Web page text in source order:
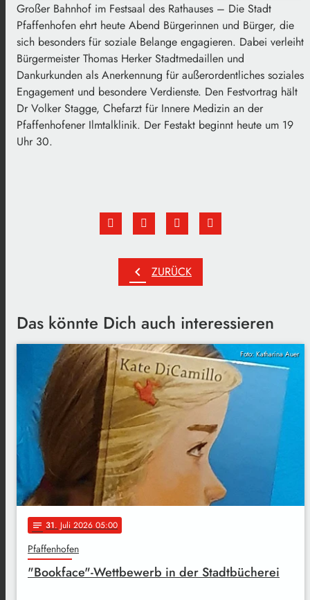
Großer Bahnhof im Festsaal des Rathauses – Die Stadt
Pfaffenhofen ehrt heute Abend Bürgerinnen und Bürger, die
sich besonders für soziale Belange engagieren. Dabei verleiht
Bürgermeister Thomas Herker Stadtmedaillen und
Dankurkunden als Anerkennung für außerordentliches soziales
Engagement und besondere Verdienste. Den Festvortrag hält
Dr Volker Stagge, Chefarzt für Innere Medizin an der
Pfaffenhofener Ilmtalklinik. Der Festakt beginnt heute um 19
Uhr 30.
chevron_left ZURÜCK
Das könnte Dich auch interessieren
Foto: Katharina Auer
notes 31. Juli 2026 05:00
Pfaffenhofen
"Bookface"-Wettbewerb in der Stadtbücherei